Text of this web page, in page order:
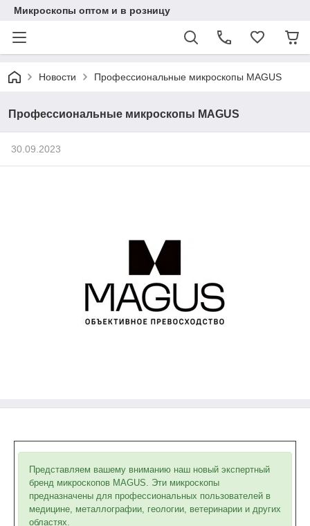
Микроскопы оптом и в розницу
Новости Профессиональные микроскопы MAGUS
Профессиональные микроскопы MAGUS
30.09.2023
Представляем вашему вниманию наш новый экспертный
бренд микроскопов MAGUS. Эти микроскопы
предназначены для профессиональных пользователей в
медицине, металлографии, геологии, ветеринарии и других
областях.